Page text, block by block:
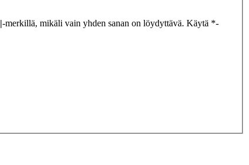
|-merkillä, mikäli vain yhden sanan on löydyttävä. Käytä *-